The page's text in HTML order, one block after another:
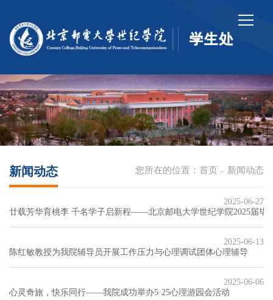
您所在的位置： 首页 - 新闻动态
新闻动态
2025-06-27
廿载芳华育桃李 千名学子启新程——北京邮电大学世纪学院2025届毕
2025-06-13
陈红敏教授为我院辅导员开展工作压力与心理调试团体心理辅导
2025-06-06
心灵奇旅，快乐同行——我院成功举办5·25心理游园会活动